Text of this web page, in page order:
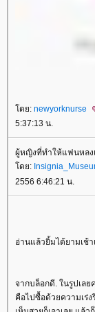
ดย: newyorknurse
5:37:13 น.
ผู้หญิงที่ทำให้แฟนหลง
ดย:
2556 6:46:21 น.
อ่านแล้วยิ้มได้ยามเช้า
จากบล็อกดี. ในรูปเล
คือไปซื้อด้วยความเร่ง